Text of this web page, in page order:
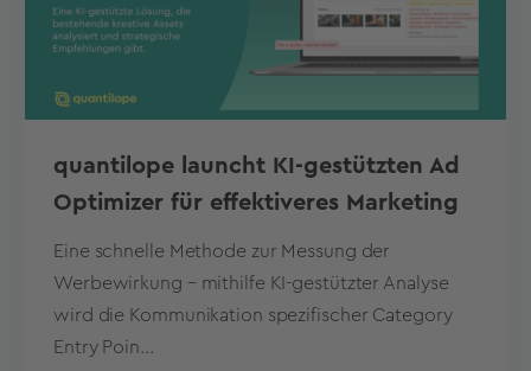
quantilope launcht KI-gestützten Ad
Optimizer für effektiveres Marketing
Eine schnelle Methode zur Messung der
Werbewirkung – mithilfe KI-gestützter Analyse
wird die Kommunikation spezifischer Category
Entry Poin...